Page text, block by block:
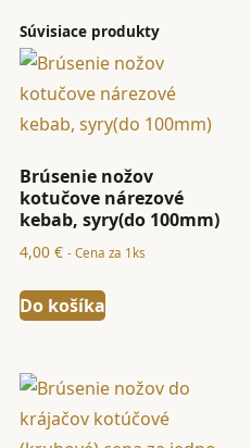
vyčistením)
Súvisiace produkty
Brúsenie nožov
kotučove nárezové
kebab, syry(do 100mm)
4,00 € - Cena za 1ks
Do košíka